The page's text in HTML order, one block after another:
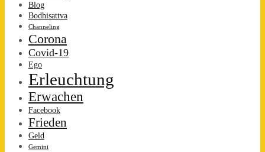
Blog
Bodhisattva
Channeling
Corona
Covid-19
Ego
Erleuchtung
Erwachen
Facebook
Frieden
Geld
Gemini